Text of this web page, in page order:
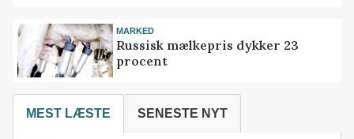
MARKED
Russisk mælkepris dykker 23
procent
MEST LÆSTE SENESTE NYT